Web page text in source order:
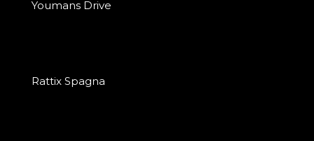
Youmans Drive
Rattix Spagna